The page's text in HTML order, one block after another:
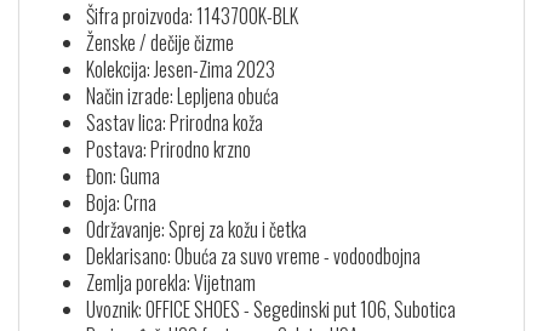
Šifra proizvoda: 1143700K-BLK
Ženske / dečije čizme
Kolekcija: Jesen-Zima 2023
Način izrade: Lepljena obuća
Sastav lica: Prirodna koža
Postava: Prirodno krzno
Đon: Guma
Boja: Crna
Održavanje: Sprej za kožu i četka
Deklarisano: Obuća za suvo vreme - vodoodbojna
Zemlja porekla: Vijetnam
Uvoznik: OFFICE SHOES - Segedinski put 106, Subotica